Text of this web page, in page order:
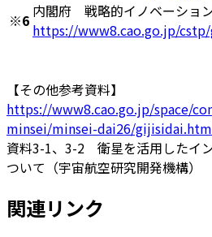
※6 内閣府 戦略的イノベーショ
https://www8.cao.go.jp/
【その他参考資料】
https://www8.cao.go.jp/space/
minsei/minsei-dai26/
資料3-1、3-2 衛星を活用したイ
ついて（宇宙航空研究開発機構）
関連リンク